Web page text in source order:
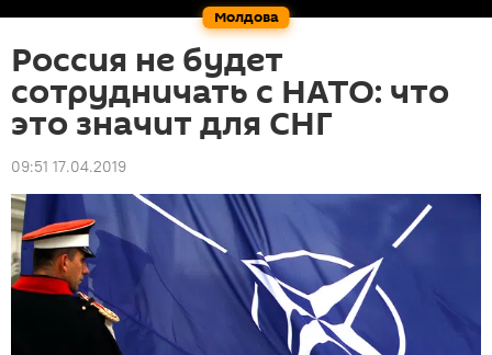
Молдова
Россия не будет
сотрудничать с НАТО: что
это значит для СНГ
09:51 17.04.2019